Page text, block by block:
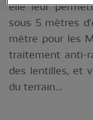
elle leur
sous 5 mètres
mètre pour les
traitement anti-
des lentilles, et
du terrain...